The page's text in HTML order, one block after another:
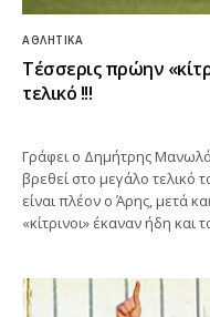
ΑΘΛΗΤΙΚΆ
Τέσσερις πρώην
τελικό !!!
Γράφει ο Δημήτρης
βρεθεί στο μεγάλο τελικό
είναι πλέον ο Άρης, μετά
«κίτρινοι» έκαναν ήδη και